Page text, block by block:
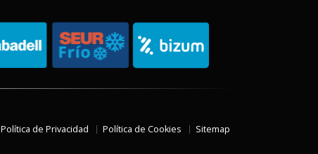
Política de Privacidad Política de Cookies Sitemap